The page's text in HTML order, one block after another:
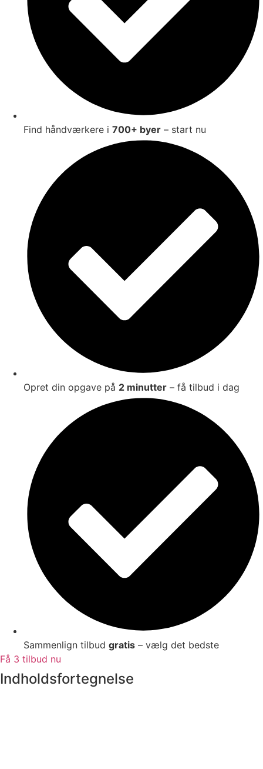
Find håndværkere i 700+ byer – start nu
Opret din opgave på 2 minutter – få tilbud i dag
Sammenlign tilbud gratis – vælg det bedste
Få 3 tilbud nu
Indholdsfortegnelse